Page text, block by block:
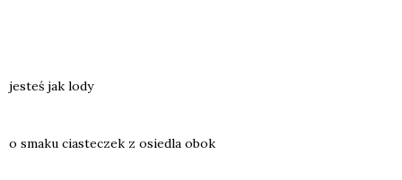
jesteś jak lody
o sma­ku cia­ste­czek z osie­dla obok